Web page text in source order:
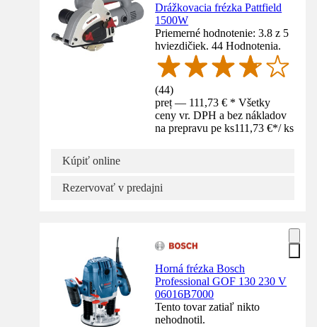
Drážkovacia frézka Pattfield
1500W
Priemerné hodnotenie: 3.8 z 5
hviezdičiek. 44 Hodnotenia.
(44)
preț — 111,73 € * Všetky
ceny vr. DPH a bez nákladov
na prepravu pe ks111,73 €*/ ks
Kúpiť online
Rezervovať v predajni
Horná frézka Bosch
Professional GOF 130 230 V
06016B7000
Tento tovar zatiaľ nikto
nehodnotil.